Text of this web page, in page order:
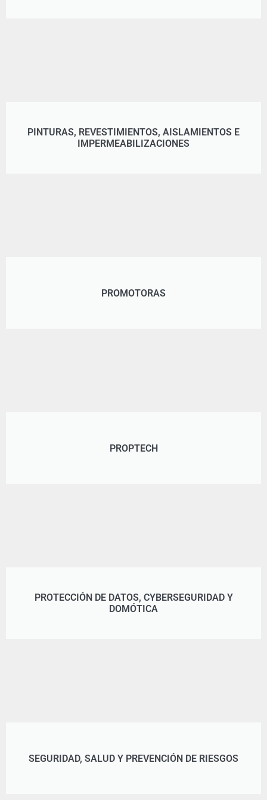
PINTURAS, REVESTIMIENTOS, AISLAMIENTOS E
IMPERMEABILIZACIONES
PROMOTORAS
PROPTECH
PROTECCIÓN DE DATOS, CYBERSEGURIDAD Y
DOMÓTICA
SEGURIDAD, SALUD Y PREVENCIÓN DE RIESGOS